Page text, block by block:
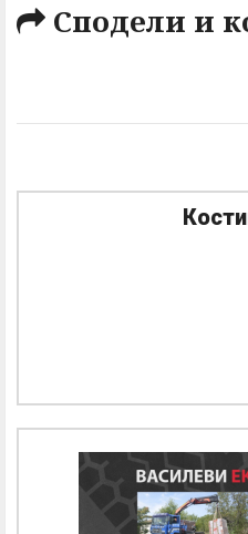
Сподели и